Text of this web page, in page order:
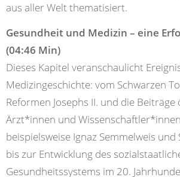
aus aller Welt thematisiert.
Gesundheit und Medizin – eine
(04:46 Min)
Dieses Kapitel veranschaulicht
Medizingeschichte: vom Schwarzen
Reformen Josephs II. und die
Ärzt*innen und
beispielsweise Ignaz Semmelweis
bis zur Entwicklung des
Gesundheitssystems im 20.